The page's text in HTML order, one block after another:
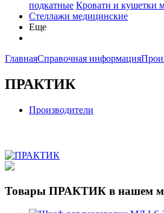
подкатные Кровати и кушетки
Стеллажи медицинские
Еще
ГлавнаяСправочная информация
ПРАКТИК
Производители
Товары ПРАКТИК в нашем